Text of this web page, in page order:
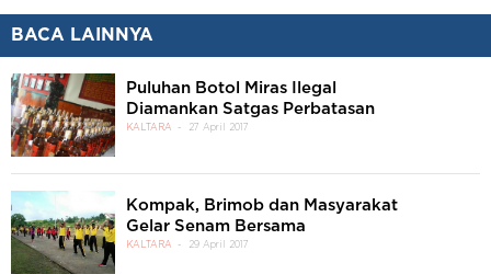
BACA LAINNYA
Puluhan Botol Miras Ilegal
Diamankan Satgas Perbatasan
KALTARA 27 April 2017
Kompak, Brimob dan Masyarakat
Gelar Senam Bersama
KALTARA 29 April 2017